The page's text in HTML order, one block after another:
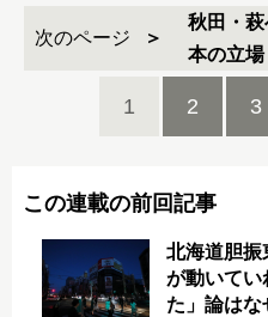
次のページ
秋田・萩
本の立場
1 2 3
この連載の前回記事
北海道胆振
が動いてい
た」論はな